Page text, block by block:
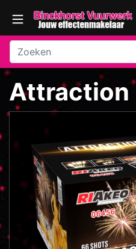
Attraction